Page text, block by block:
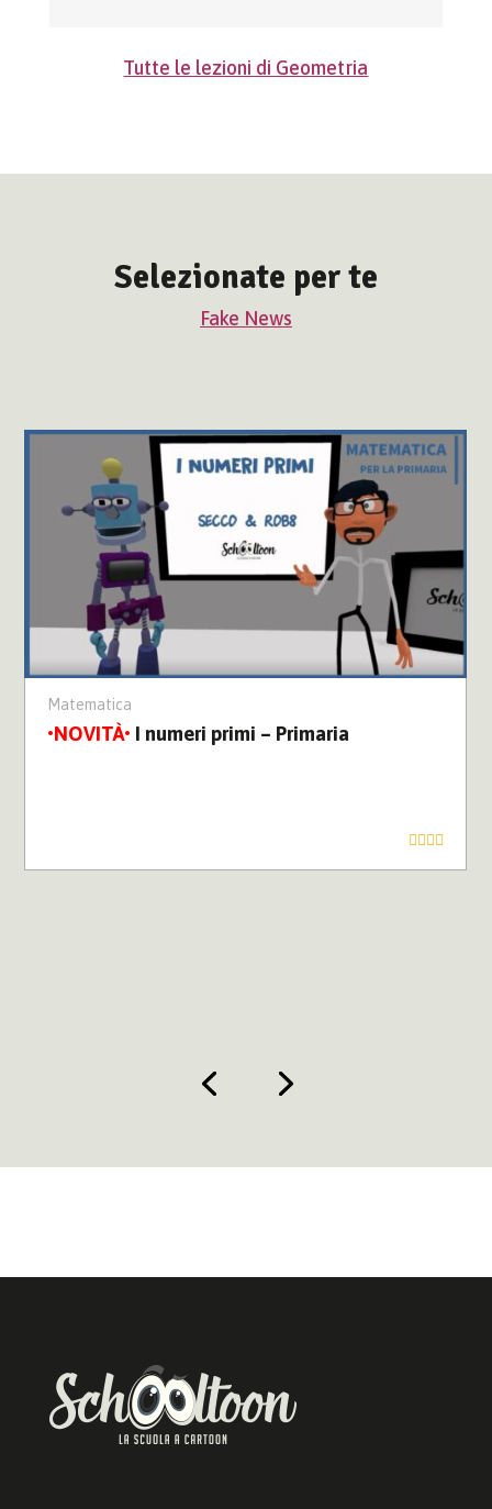
Tutte le lezioni di Geometria
Selezionate per te
Fake News
I numeri primi – Primaria
Matematica